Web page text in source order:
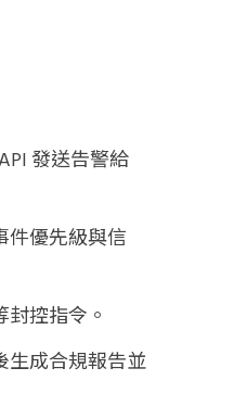
發送告警給
件優先級與信
控指令。
生成合規報告並